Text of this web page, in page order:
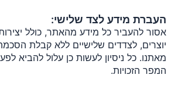
העברת מידע לצד שלישי:
אסור להעביר כל מידע מהאתר, כולל יצירות
יוצרים, לצדדים שלישיים ללא קבלת
מאתנו. כל ניסיון לעשות כן עלול להביא
המפר הזכויות.